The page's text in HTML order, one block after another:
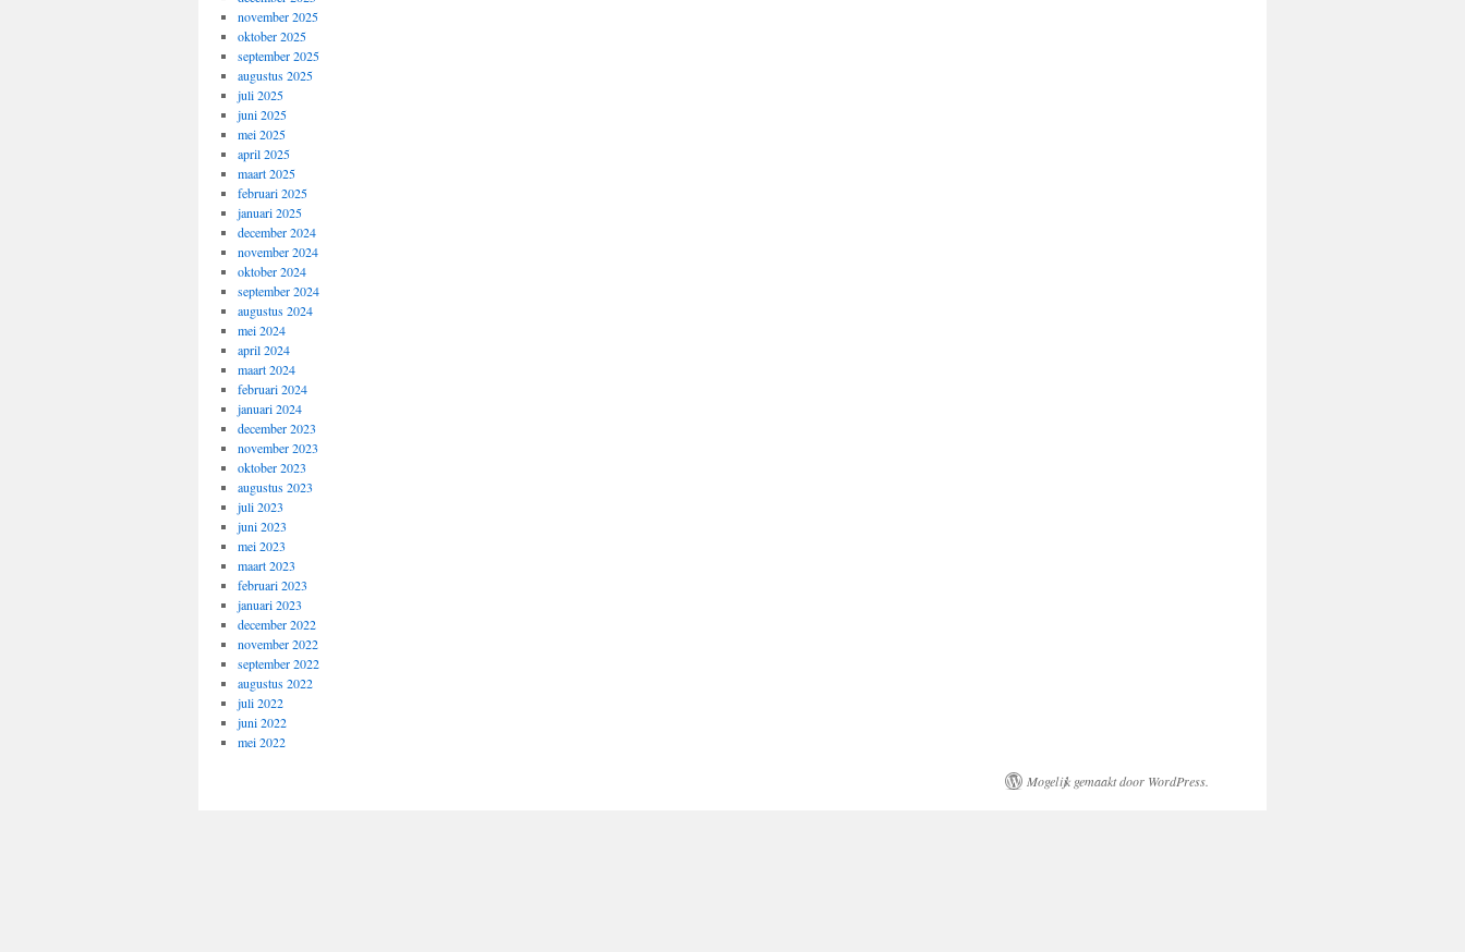
november 2025
oktober 2025
september 2025
augustus 2025
juli 2025
juni 2025
mei 2025
april 2025
maart 2025
februari 2025
januari 2025
december 2024
november 2024
oktober 2024
september 2024
augustus 2024
mei 2024
april 2024
maart 2024
februari 2024
januari 2024
december 2023
november 2023
oktober 2023
augustus 2023
juli 2023
juni 2023
mei 2023
maart 2023
februari 2023
januari 2023
december 2022
november 2022
september 2022
augustus 2022
juli 2022
juni 2022
mei 2022
Mogelijk gemaakt door WordPress.